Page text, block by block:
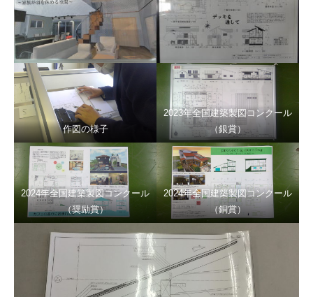
作図の様子
2023年全国建築製図コンクール
（銀賞）
2024年全国建築製図コンクール
（奨励賞）
2024年全国建築製図コンクール
（銅賞）